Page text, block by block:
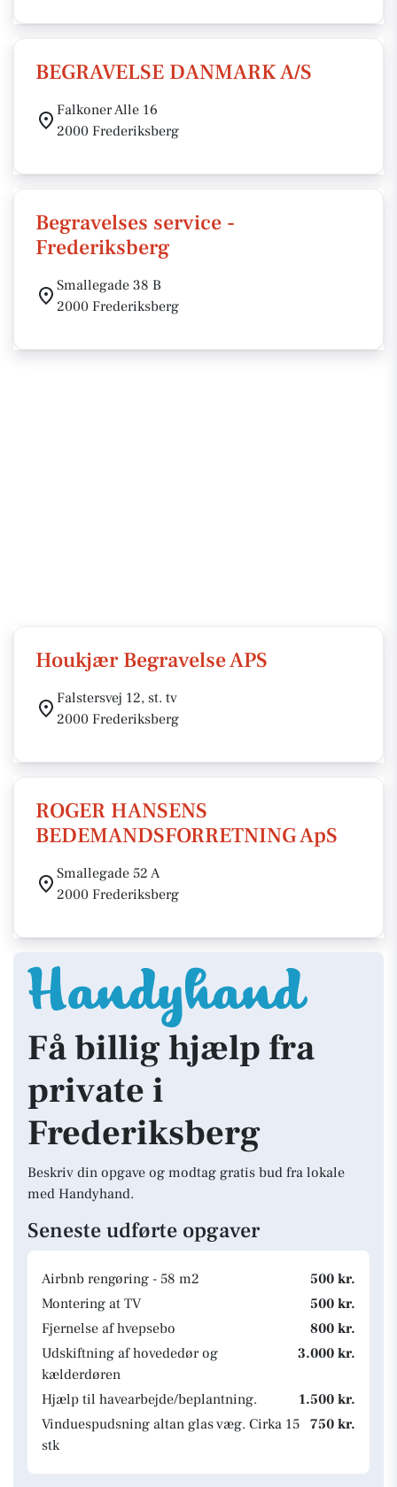
BEGRAVELSE DANMARK A/S
Falkoner Alle 16
2000 Frederiksberg
Begravelses service -
Frederiksberg
Smallegade 38 B
2000 Frederiksberg
Houkjær Begravelse APS
Falstersvej 12, st. tv
2000 Frederiksberg
ROGER HANSENS
BEDEMANDSFORRETNING ApS
Smallegade 52 A
2000 Frederiksberg
Få billig hjælp fra
private i
Frederiksberg
Beskriv din opgave og modtag gratis bud fra lokale
med Handyhand.
Seneste udførte opgaver
Airbnb rengøring - 58 m2
500 kr.
Montering at TV
500 kr.
Fjernelse af hvepsebo
800 kr.
Udskiftning af hovededør og
kælderdøren
3.000 kr.
Hjælp til havearbejde/beplantning.
1.500 kr.
Vinduespudsning altan glas væg. Cirka 15
stk
750 kr.